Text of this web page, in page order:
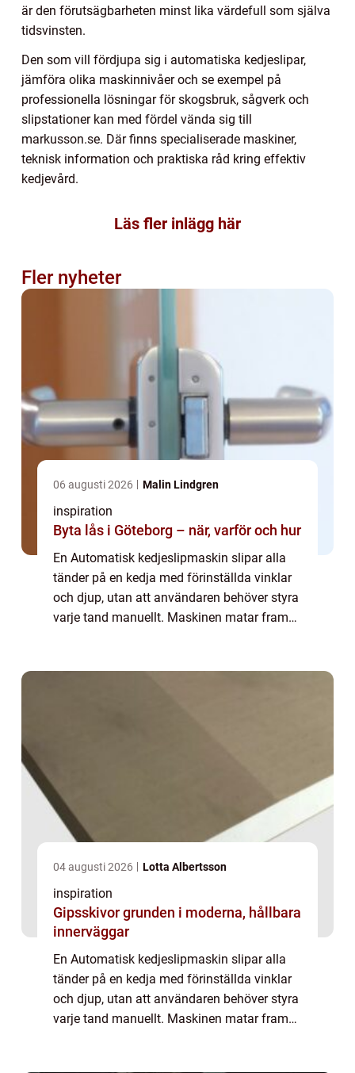
är den förutsägbarheten minst lika värdefull som själva
tidsvinsten.
Den som vill fördjupa sig i automatiska kedjeslipar,
jämföra olika maskinnivåer och se exempel på
professionella lösningar för skogsbruk, sågverk och
slipstationer kan med fördel vända sig till
markusson.se. Där finns specialiserade maskiner,
teknisk information och praktiska råd kring effektiv
kedjevård.
Läs fler inlägg här
Fler nyheter
06 augusti 2026 Malin Lindgren
inspiration
Byta lås i Göteborg – när, varför och hur
En Automatisk kedjeslipmaskin slipar alla
tänder på en kedja med förinställda vinklar
och djup, utan att användaren behöver styra
varje tand manuellt. Maskinen matar fram
04 augusti 2026 Lotta Albertsson
inspiration
Gipsskivor grunden i moderna, hållbara
innerväggar
En Automatisk kedjeslipmaskin slipar alla
tänder på en kedja med förinställda vinklar
och djup, utan att användaren behöver styra
varje tand manuellt. Maskinen matar fram